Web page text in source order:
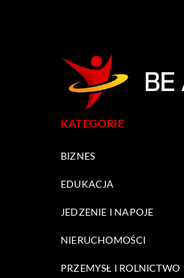
KATEGORIE
BIZNES
EDUKACJA
JEDZENIE I NAPOJE
NIERUCHOMOŚCI
PRZEMYSŁ I ROLNICTWO